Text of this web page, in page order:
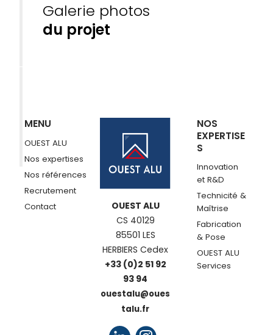
Galerie photos
du projet
MENU
OUEST ALU
Nos expertises
Nos références
Recrutement
Contact
OUEST ALU
CS 40129
85501 LES
HERBIERS Cedex
+33 (0)2 51 92
93 94
ouestalu@oues
talu.fr
NOS
EXPERTISE
S
Innovation
et R&D
Technicité &
Maîtrise
Fabrication
& Pose
OUEST ALU
Services